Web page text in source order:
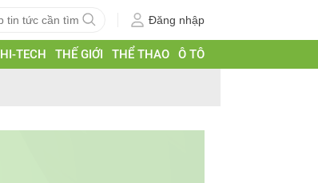
Đăng nhập
HI-TECH THẾ GIỚI THỂ THAO Ô TÔ